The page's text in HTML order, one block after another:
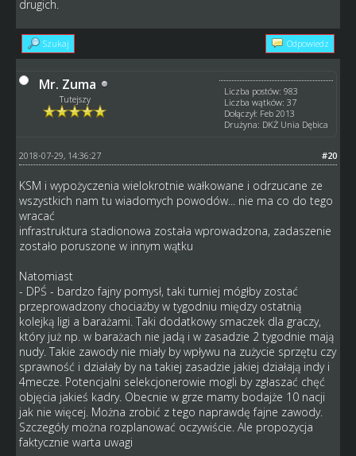
drugich.
Szukaj Odpowiedz
Mr. Zuma
Tutejszy
Liczba postów: 983
Liczba wątków: 37
Dołączył: Feb 2013
Drużyna: DKŻ Unia Dębica
#20
2018-07-29, 14:36:27
KSM i wypożyczenia wielokrotnie wałkowane i odrzucane ze
wszystkich nam tu wiadomych powodów... nie ma co do tego
wracać
infrastruktura stadionowa została wprowadzona, zadaszenie
zostało poruszone w innym wątku
Natomiast
- DPŚ - bardzo fajny pomysł, taki turniej mógłby zostać
przeprowadzony chociażby w tygodniu między ostatnią
kolejką ligi a barażami. Taki dodatkowy smaczek dla graczy,
który już np. w barażach nie jadą i w zasadzie 2 tygodnie mają
nudy. Takie zawody nie miały by wpływu na zużycie sprzętu czy
sprawność i działały by na takiej zasadzie jakiej działają indy i
4mecze. Potencjalni selekcjonerowie mogli by zgłaszać chęć
objęcia jakieś kadry. Obecnie w grze mamy bodajże 10 nacji
jak nie więcej. Można zrobić z tego naprawdę fajne zawody.
Szczegóły można rozplanować oczywiście. Ale propozycja
faktycznie warta uwagi